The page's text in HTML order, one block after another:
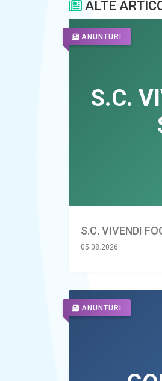
ALTE
ANUNTURI
S.C. VIVENDI
05.08.2026
ANUNTURI